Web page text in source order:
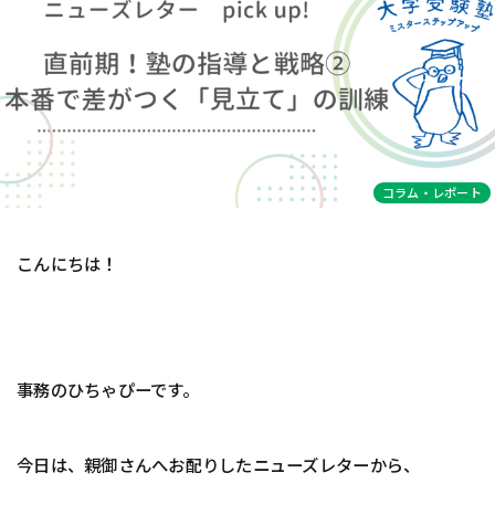
コラム・レポート
こんにちは！
事務のひちゃぴーです。
今日は、親御さんへお配りしたニューズレターから、